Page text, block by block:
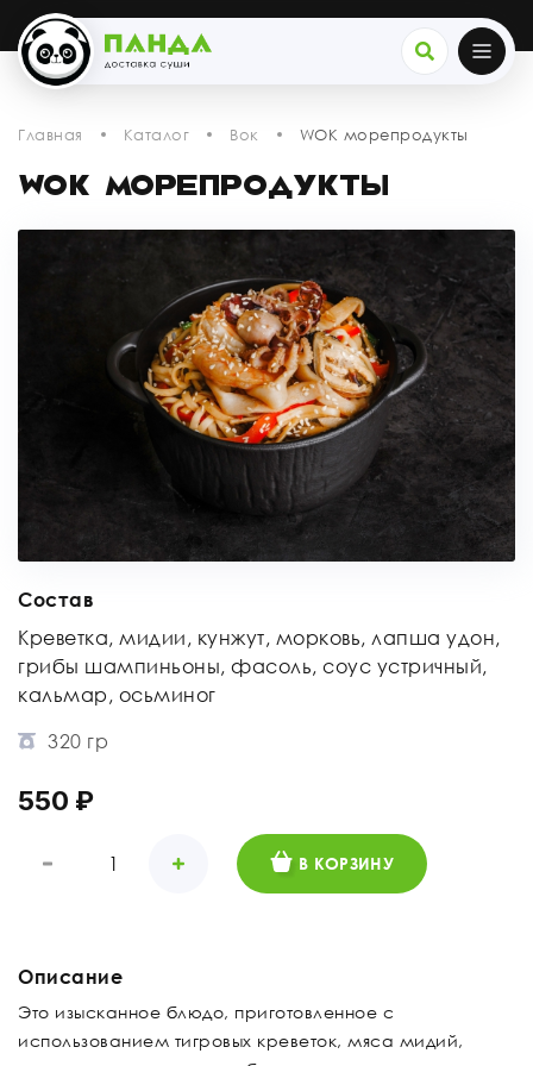
Главная Каталог Вок WOK морепродукты
WOK МОРЕПРОДУКТЫ
Состав
Креветка, мидии, кунжут, морковь, лапша удон,
грибы шампиньоны, фасоль, соус устричный,
кальмар, осьминог
320 гр
550 ₽
В КОРЗИНУ
Описание
Это изысканное блюдо, приготовленное с
использованием тигровых креветок, мяса мидий,